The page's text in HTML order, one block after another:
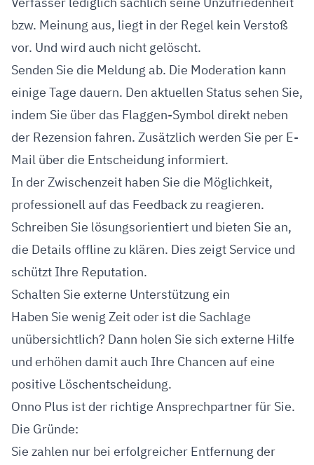
bzw. Meinung aus, liegt in der Regel kein Verstoß
vor. Und wird auch nicht gelöscht.
Senden Sie die Meldung ab. Die Moderation kann
einige Tage dauern. Den aktuellen Status sehen Sie,
indem Sie über das Flaggen-Symbol direkt neben
der Rezension fahren. Zusätzlich werden Sie per E-
Mail über die Entscheidung informiert.
In der Zwischenzeit haben Sie die Möglichkeit,
professionell auf das Feedback zu reagieren.
Schreiben Sie lösungsorientiert und bieten Sie an,
die Details offline zu klären. Dies zeigt Service und
schützt Ihre Reputation.
Schalten Sie externe Unterstützung ein
Haben Sie wenig Zeit oder ist die Sachlage
unübersichtlich? Dann holen Sie sich externe Hilfe
und erhöhen damit auch Ihre Chancen auf eine
positive Löschentscheidung.
Onno Plus ist der richtige Ansprechpartner für Sie.
Die Gründe:
Sie zahlen nur bei erfolgreicher Entfernung der